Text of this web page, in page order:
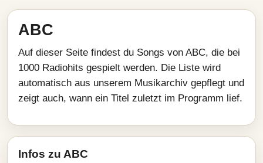
ABC
Auf dieser Seite findest du Songs von ABC, die bei
1000 Radiohits gespielt werden. Die Liste wird
automatisch aus unserem Musikarchiv gepflegt und
zeigt auch, wann ein Titel zuletzt im Programm lief.
Infos zu ABC